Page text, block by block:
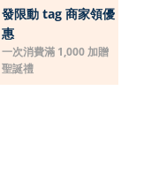
發限動 tag 商家領優
惠
一次消費滿 1,000 加贈
聖誕禮